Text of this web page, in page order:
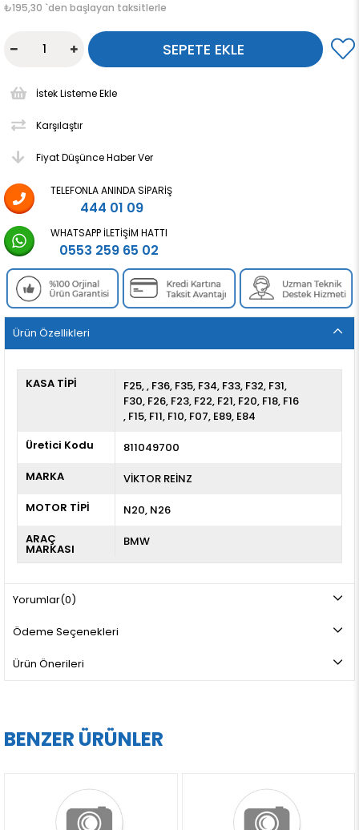
₺195,30 `den başlayan taksitlerle
İstek Listeme Ekle
Karşılaştır
Fiyat Düşünce Haber Ver
TELEFONLA ANINDA SIPARIŞ
444 01 09
WHATSAPP İLETIŞIM HATTI
0553 259 65 02
Ürün Özellikleri
KASA TİPİ F25 F36 F35 F34 F33 F32 F31
F30 F26 F23 F22 F21 F20 F18 F16
F15 F11 F10 F07 E89 E84
Üretici Kodu
811049700
MARKA
VİKTOR REİNZ
MOTOR TİPİ
N20, N26
ARAÇ
MARKASI
BMW
Yorumlar(0)
Ödeme Seçenekleri
Ürün Önerileri
BENZER ÜRÜNLER